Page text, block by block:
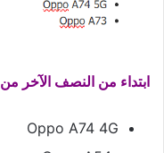
ابتداء من النصف الآخر من 2022 :
Oppo A74 4G